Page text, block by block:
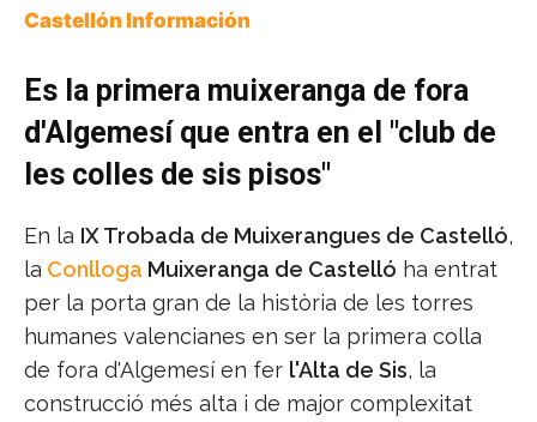
Castellón Información
Es la primera muixeranga de fora
d'Algemesí que entra en el "club de
les colles de sis pisos"
En la IX Trobada de Muixerangues de Castelló,
la Conlloga Muixeranga de Castelló ha entrat
per la porta gran de la història de les torres
humanes valencianes en ser la primera colla
de fora d'Algemesí en fer l'Alta de Sis, la
construcció més alta i de major complexitat